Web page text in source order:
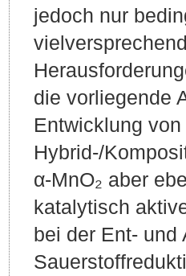
jedoch nur
die vorliegende
Entwicklung
Hybrid-/
α-MnO₂ aber
katalytisch
bei der Ent- und